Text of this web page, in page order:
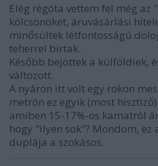
Elég régóta vettem fel még az
kölcsönöket, áruvásárlási
minősültek létfontosságú
teherrel bírtak.
Később bejöttek a külföldiek,
változott.
A nyáron itt volt egy rokon
metrón ez egyik (most
amiben 15-17%-os kamatról
hogy "ilyen sok"? Mondom, ez
duplája a szokásos.